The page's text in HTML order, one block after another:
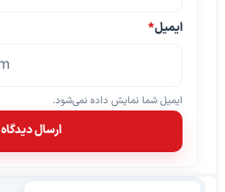
ایمیل*
ایمیل شما نمایش داده نمی‌شود.
ارسال دیدگاه